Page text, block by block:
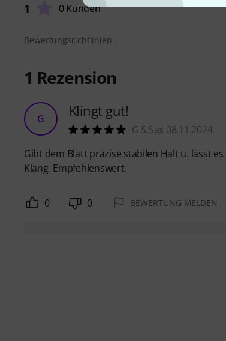
1 0 Kunden
Bewertungsrichtlinien
1 Rezension
G Klingt gut!
G.S.Sax 08.11.2024
Gibt dem Blatt präzise stabilen Halt u. lässt
Klang. Empfehlenswert.
0 0 BEWERTUNG MELDEN